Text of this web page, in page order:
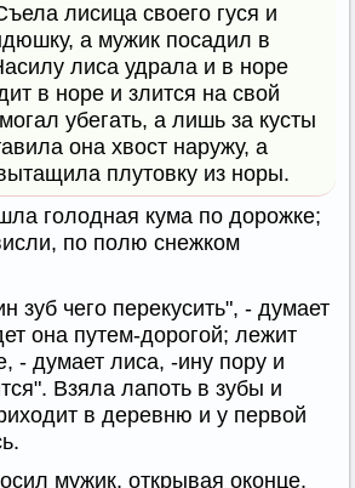
лисица своего гуся и
а мужик посадил в
лиса удрала и в норе
в норе и злится на свой
убегать, а лишь за кусты
она хвост наружу, а
плутовку из норы.
голодная кума по дорожке;
по полю снежком
зуб чего перекусить", - думает
она путем-дорогой; лежит
- думает лиса, -ину пору и
Взяла лапоть в зубы и
в деревню и у первой
мужик, открывая оконце.